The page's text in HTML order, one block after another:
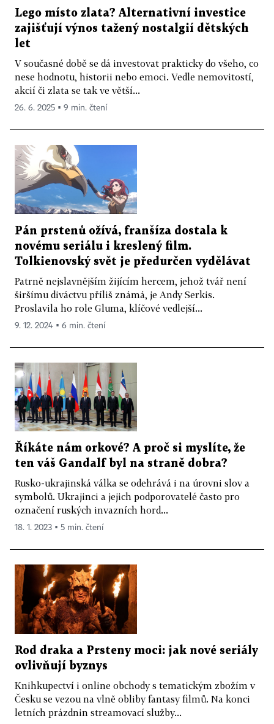
Lego místo zlata? Alternativní investice
zajišťují výnos tažený nostalgií dětských
let
V současné době se dá investovat prakticky do všeho, co
nese hodnotu, historii nebo emoci. Vedle nemovitostí,
akcií či zlata se tak ve větší...
26. 6. 2025 ▪ 9 min. čtení
Pán prstenů ožívá, franšíza dostala k
novému seriálu i kreslený film.
Tolkienovský svět je předurčen vydělávat
Patrně nejslavnějším žijícím hercem, jehož tvář není
širšímu diváctvu příliš známá, je Andy Serkis.
Proslavila ho role Gluma, klíčové vedlejší...
9. 12. 2024 ▪ 6 min. čtení
Říkáte nám orkové? A proč si myslíte, že
ten váš Gandalf byl na straně dobra?
Rusko-ukrajinská válka se odehrává i na úrovni slov a
symbolů. Ukrajinci a jejich podporovatelé často pro
označení ruských invazních hord...
18. 1. 2023 ▪ 5 min. čtení
Rod draka a Prsteny moci: jak nové seriály
ovlivňují byznys
Knihkupectví i online obchody s tematickým zbožím v
Česku se vezou na vlně obliby fantasy filmů. Na konci
letních prázdnin streamovací služby...